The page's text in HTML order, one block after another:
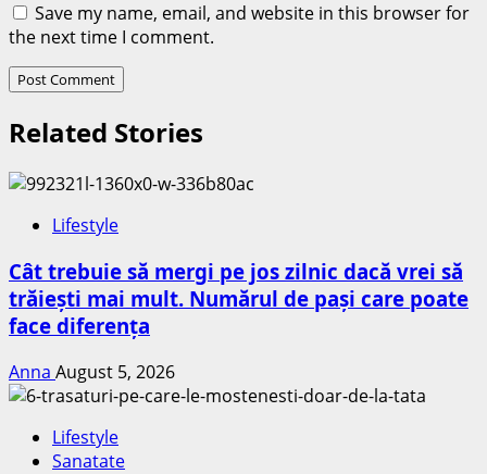
Save my name, email, and website in this browser for
the next time I comment.
Related Stories
Lifestyle
Cât trebuie să mergi pe jos zilnic dacă vrei să
trăiești mai mult. Numărul de pași care poate
face diferența
Anna August 5, 2026
Lifestyle
Sanatate